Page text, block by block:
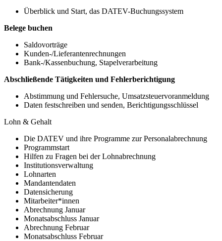
Überblick und Start, das DATEV-Buchungssystem
Belege buchen
Saldovorträge
Kunden-/Lieferantenrechnungen
Bank-/Kassenbuchung, Stapelverarbeitung
Abschließende Tätigkeiten und Fehlerberichtigung
Abstimmung und Fehlersuche, Umsatzsteuervoranmeldung
Daten festschreiben und senden, Berichtigungsschlüssel
Lohn & Gehalt
Die DATEV und ihre Programme zur Personalabrechnung
Programmstart
Hilfen zu Fragen bei der Lohnabrechnung
Institutionsverwaltung
Lohnarten
Mandantendaten
Datensicherung
Mitarbeiter*innen
Abrechnung Januar
Monatsabschluss Januar
Abrechnung Februar
Monatsabschluss Februar